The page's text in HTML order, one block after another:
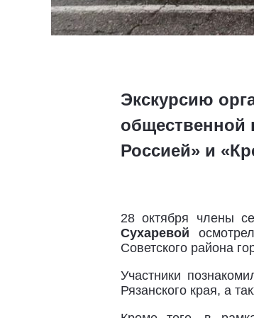
Экскурсию
общественной
Россией» и
28 октября члены
Сухаревой
Советского района
Участники
Рязанского края, а